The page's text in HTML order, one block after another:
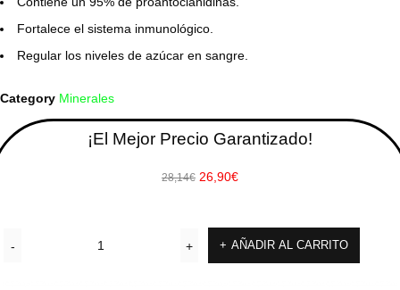
Fortalece el sistema inmunológico.
Regular los niveles de azúcar en sangre.
Category Minerales
¡El Mejor Precio Garantizado!
28,14€ 26,90€
AÑADIR AL CARRITO